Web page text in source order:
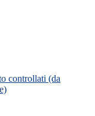
controllati (da